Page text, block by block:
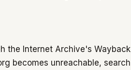
the Internet Archive's Wayback
becomes unreachable, search